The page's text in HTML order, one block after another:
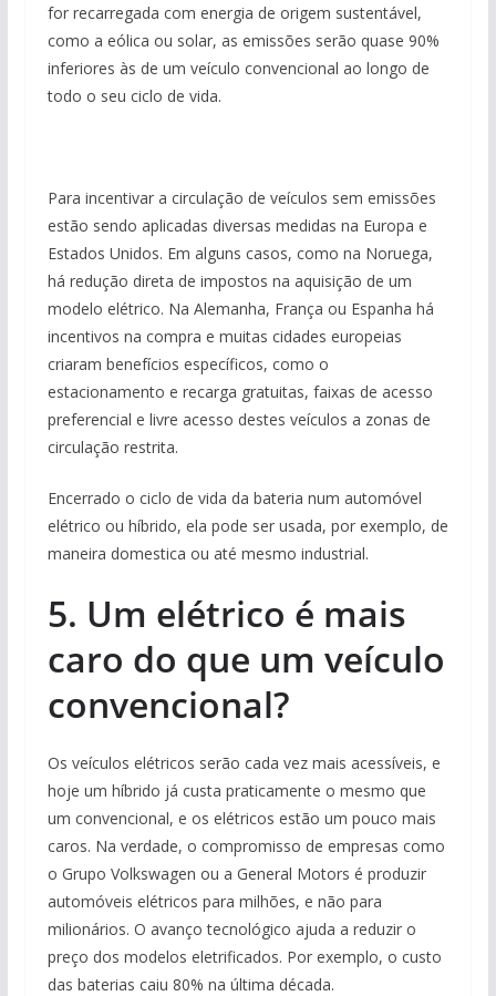
for recarregada com energia de origem sustentável,
como a eólica ou solar, as emissões serão quase 90%
inferiores às de um veículo convencional ao longo de
todo o seu ciclo de vida.
Para incentivar a circulação de veículos sem emissões
estão sendo aplicadas diversas medidas na Europa e
Estados Unidos. Em alguns casos, como na Noruega,
há redução direta de impostos na aquisição de um
modelo elétrico. Na Alemanha, França ou Espanha há
incentivos na compra e muitas cidades europeias
criaram benefícios específicos, como o
estacionamento e recarga gratuitas, faixas de acesso
preferencial e livre acesso destes veículos a zonas de
circulação restrita.
Encerrado o ciclo de vida da bateria num automóvel
elétrico ou híbrido, ela pode ser usada, por exemplo, de
maneira domestica ou até mesmo industrial.
5. Um elétrico é mais
caro do que um veículo
convencional?
Os veículos elétricos serão cada vez mais acessíveis, e
hoje um híbrido já custa praticamente o mesmo que
um convencional, e os elétricos estão um pouco mais
caros. Na verdade, o compromisso de empresas como
o Grupo Volkswagen ou a General Motors é produzir
automóveis elétricos para milhões, e não para
milionários. O avanço tecnológico ajuda a reduzir o
preço dos modelos eletrificados. Por exemplo, o custo
das baterias caiu 80% na última década.